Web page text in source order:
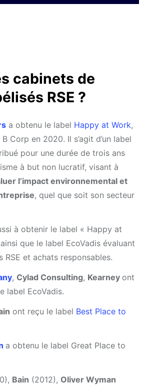
cabinets de
RSE ?
a obtenu le label Happy at Work,
Corp en 2020. Il s’agit d’un label
pour une durée de trois ans
à but non lucratif, visant à
l’impact environnemental et
, quel que soit son secteur
à obtenir le label « Happy at
que le label EcoVadis évaluant
RSE et achats responsables.
, Cylad Consulting, Kearney ont
label EcoVadis.
ont reçu le label Best Place to
a obtenu le label Great Place to
Bain (2012), Oliver Wyman